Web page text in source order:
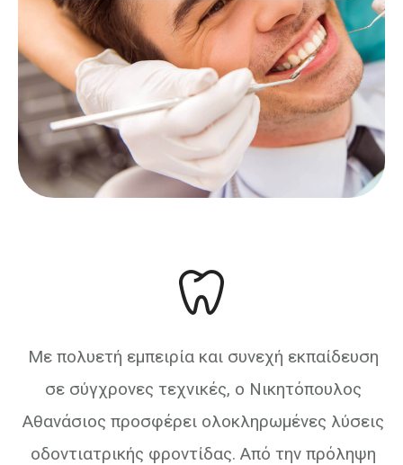
Με πολυετή εμπειρία και συνεχή εκπαίδευση
σε σύγχρονες τεχνικές, ο Νικητόπουλος
Αθανάσιος προσφέρει ολοκληρωμένες λύσεις
οδοντιατρικής φροντίδας. Από την πρόληψη